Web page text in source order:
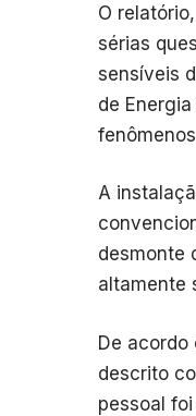
O
sérias
sensíveis
de
A
desmonte
altamente
De acordo
descrito
pessoal